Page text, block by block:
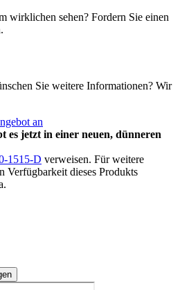
wirklichen sehen? Fordern Sie einen
Sie weitere Informationen? Wir
an
es jetzt in einer neuen, dünneren
1515-D verweisen. Für weitere
Verfügbarkeit dieses Produkts